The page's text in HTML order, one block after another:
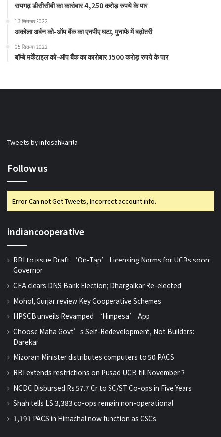
रायगढ़ डीसीसीबी का कारोबार 4,250 करोड़ रुपये के पार
13 सितम्बर 2022
अकोला अर्बन को-ऑप बैंक का एनपीए घटा; मुनाफे में बढ़ोतरी
05 सितम्बर 2022
बॉम्बे मर्केंटाइल को-ऑप बैंक का कारोबार 3500 करोड़ रुपये के पार
Tweets by infosahkarita
Follow us
Error Can not Get Tweets, Incorrect account info.
indiancooperative
RBI to issue Draft ‘On-Tap’ Licensing Norms for UCBs soon:
Governor
CEA clears DNS Bank Election; Dhargalkar Re-elected
Mohol, Gurjar review Key Cooperative Schemes
HPSCB unveils Revamped ‘Himpesa’ App
Choose Maha Govt’s Self-Redevelopment, Not Builders:
Darekar
Mizoram Minister distributes computers to 50 PACS
RBI extends restrictions on Pusad UCB till November 7
NCDC Disbursed Rs 57.7 Cr to SC/ST Co-ops in Five Years
Shah tells LS 3,383 co-ops remain non-operational
1,191 PACS in Himachal now function as CSCs